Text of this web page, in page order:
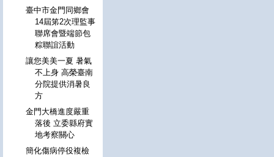
臺中市金門同鄉會
14屆笫2次理監事
聯席會暨端節包
粽聯誼活動
讓您美美一夏 暑氣
不上身 高榮臺南
分院提供消暑良
方
金門大橋進度嚴重
落後 立委縣府實
地考察關心
簡化傷病停役複檢